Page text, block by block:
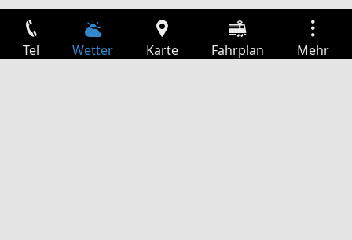
Tel Wetter Karte Fahrplan Mehr